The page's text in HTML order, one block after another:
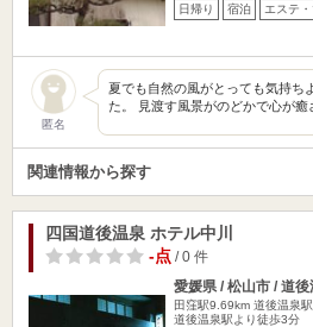
日帰り 宿泊 エステ
匿名
夏でも自然の風がとっても気持ち
た。 見渡す風景がのどかで心が癒
関連情報から探す
四国道後温泉 ホテル中川
-点/ 0 件
愛媛県 / 松山市 / 道後
田窪駅9.69km 道後温泉
道後温泉駅より徒歩3分